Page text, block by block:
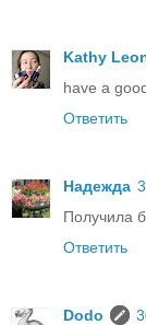
Kathy
have a
Ответить
Надежда
Получила
Ответить
Dodo